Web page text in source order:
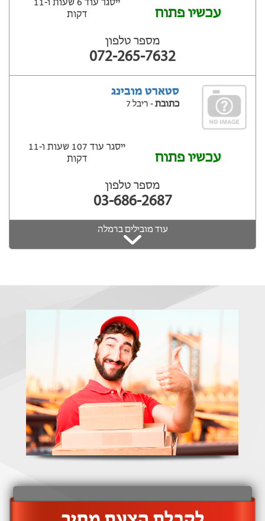
עכשיו פתוח
ייסגר עוד 6 שעות ‫ו-11
דקות
מספר טלפון
072-265-7632
סטארט מובינג
כתובת- ריבל 7
עכשיו פתוח
ייסגר עוד 107 שעות ‫ו-11
דקות
מספר טלפון
03-686-2687
עוד מובילים ברמלה